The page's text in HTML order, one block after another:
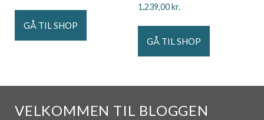
GÅ TIL SHOP
1.239,00kr.
GÅ TIL SHOP
VELKOMMEN TIL BLOGGEN